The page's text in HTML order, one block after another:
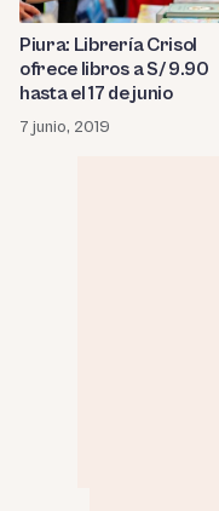
Piura: Librería Crisol
ofrece libros a S/ 9.90
hasta el 17 de junio
7 junio, 2019